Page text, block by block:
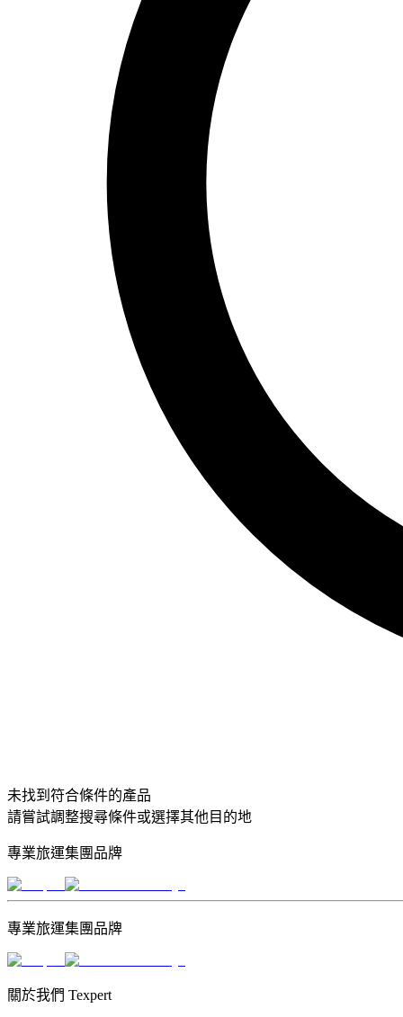
未找到符合條件的產品
請嘗試調整搜尋條件或選擇其他目的地
專業旅運集團品牌
專業旅運集團品牌
關於我們 Texpert